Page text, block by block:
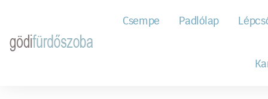
Csempe Padlólap